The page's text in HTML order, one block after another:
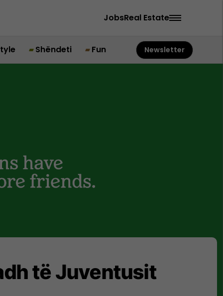
JobsReal Estate
Shëndeti Fun Newsletter
të Juventusit